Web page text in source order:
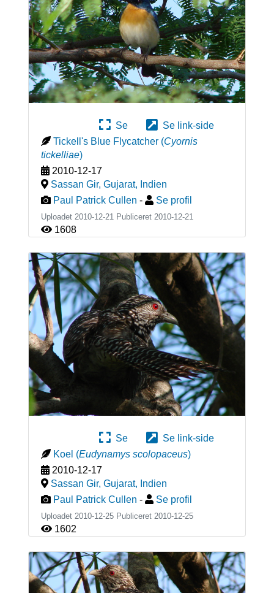
Se
Se link-side
Tickell's Blue Flycatcher (Cyornis
tickelliae)
2010-12-17
Sassan Gir, Gujarat, Indien
Paul Patrick Cullen - Se profil
Uploadet 2010-12-21 Publiceret 2010-12-21
1608
Se
Se link-side
Koel (Eudynamys scolopaceus)
2010-12-17
Sassan Gir, Gujarat, Indien
Paul Patrick Cullen - Se profil
Uploadet 2010-12-25 Publiceret 2010-12-25
1602